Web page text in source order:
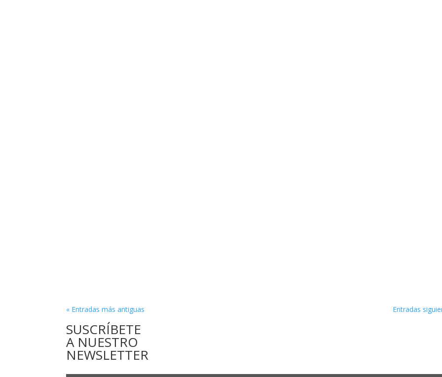
« Entradas más antiguas Entradas
SUSCRÍBETE
A NUESTRO
NEWSLETTER